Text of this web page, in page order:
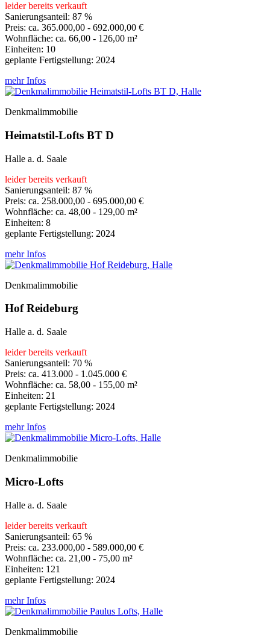
leider bereits verkauft
Sanierungsanteil: 87 %
Preis: ca. 365.000,00 - 692.000,00 €
Wohnfläche: ca. 66,00 - 126,00 m²
Einheiten: 10
geplante Fertigstellung: 2024
mehr Infos
Denkmalimmobilie
Heimatstil-Lofts BT D
Halle a. d. Saale
leider bereits verkauft
Sanierungsanteil: 87 %
Preis: ca. 258.000,00 - 695.000,00 €
Wohnfläche: ca. 48,00 - 129,00 m²
Einheiten: 8
geplante Fertigstellung: 2024
mehr Infos
Denkmalimmobilie
Hof Reideburg
Halle a. d. Saale
leider bereits verkauft
Sanierungsanteil: 70 %
Preis: ca. 413.000 - 1.045.000 €
Wohnfläche: ca. 58,00 - 155,00 m²
Einheiten: 21
geplante Fertigstellung: 2024
mehr Infos
Denkmalimmobilie
Micro-Lofts
Halle a. d. Saale
leider bereits verkauft
Sanierungsanteil: 65 %
Preis: ca. 233.000,00 - 589.000,00 €
Wohnfläche: ca. 21,00 - 75,00 m²
Einheiten: 121
geplante Fertigstellung: 2024
mehr Infos
Denkmalimmobilie